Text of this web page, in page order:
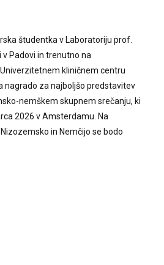
študentka v Laboratoriju prof.
v Padovi in trenutno na
kliničnem centru
nagrado za najboljšo predstavitev
nemškem skupnem srečanju, ki
2026 v Amsterdamu. Na
in Nemčijo se bodo